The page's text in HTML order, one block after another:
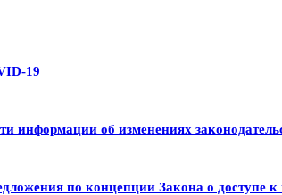
19
информации об изменениях
по концепции Закона о доступе к